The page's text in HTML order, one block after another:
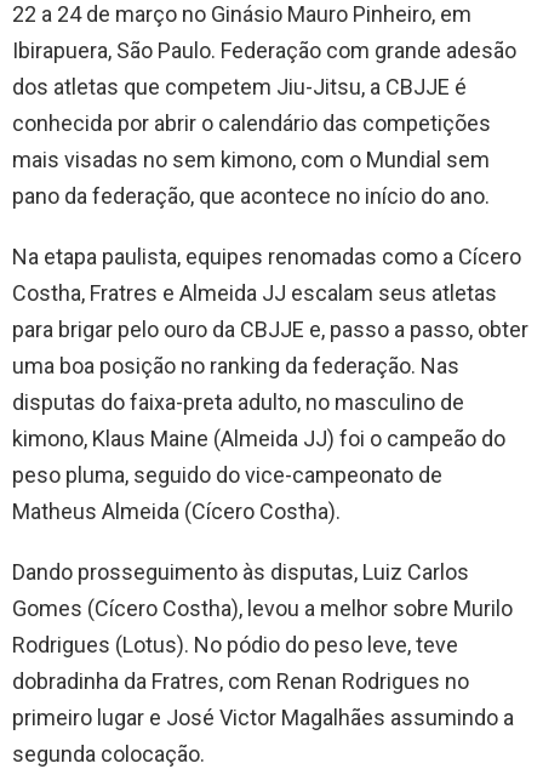
22 a 24 de março no Ginásio Mauro Pinheiro, em
Ibirapuera, São Paulo. Federação com grande adesão
dos atletas que competem Jiu-Jitsu, a CBJJE é
conhecida por abrir o calendário das competições
mais visadas no sem kimono, com o Mundial sem
pano da federação, que acontece no início do ano.
Na etapa paulista, equipes renomadas como a Cícero
Costha, Fratres e Almeida JJ escalam seus atletas
para brigar pelo ouro da CBJJE e, passo a passo, obter
uma boa posição no ranking da federação. Nas
disputas do faixa-preta adulto, no masculino de
kimono, Klaus Maine (Almeida JJ) foi o campeão do
peso pluma, seguido do vice-campeonato de
Matheus Almeida (Cícero Costha).
Dando prosseguimento às disputas, Luiz Carlos
Gomes (Cícero Costha), levou a melhor sobre Murilo
Rodrigues (Lotus). No pódio do peso leve, teve
dobradinha da Fratres, com Renan Rodrigues no
primeiro lugar e José Victor Magalhães assumindo a
segunda colocação.